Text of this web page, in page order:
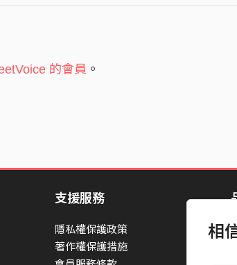
相
的會員 。
支援服務
隱私權保護政策
著作權保護措施